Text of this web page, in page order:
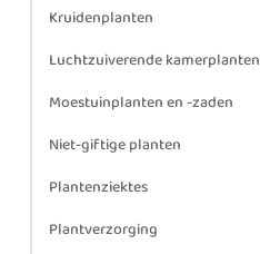
Kruidenplanten
Luchtzuiverende kamerplanten
Moestuinplanten en -zaden
Niet-giftige planten
Plantenziektes
Plantverzorging